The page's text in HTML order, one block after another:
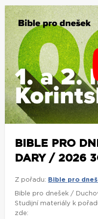
BIBLE PRO
DARY / 2026
Z pořadu: Bible pro
Bible pro dnešek /
Studijní materiály k
zde: